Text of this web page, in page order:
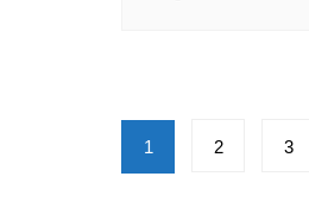
Paginação
de
1 2 3